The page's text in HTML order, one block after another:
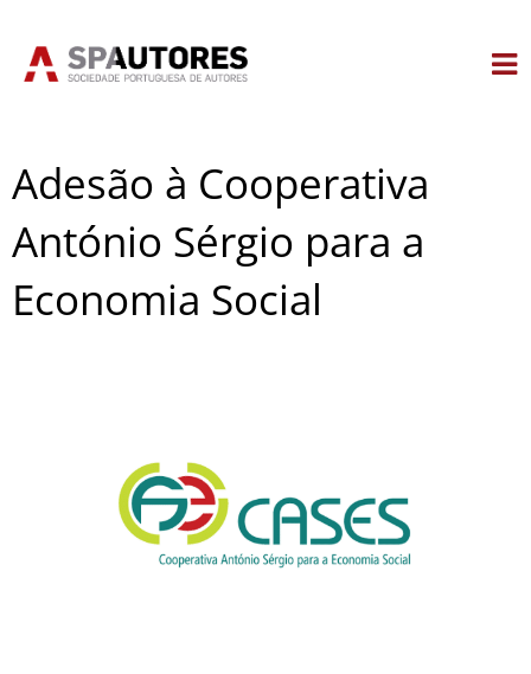
Adesão à Cooperativa
António Sérgio para a
Economia Social